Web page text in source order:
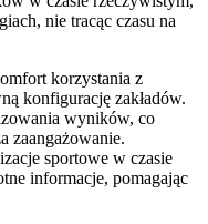
nie tracąc czasu na
korzystania z
konfigurację zakładów.
wyników, co
zaangażowanie.
sportowe w czasie
informacje, pomagając